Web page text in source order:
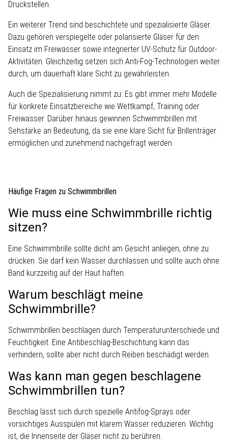
Druckstellen.
Ein weiterer Trend sind beschichtete und spezialisierte Gläser.
Dazu gehören verspiegelte oder polarisierte Gläser für den
Einsatz im Freiwasser sowie integrierter UV-Schutz für Outdoor-
Aktivitäten. Gleichzeitig setzen sich Anti-Fog-Technologien weiter
durch, um dauerhaft klare Sicht zu gewährleisten.
Auch die Spezialisierung nimmt zu: Es gibt immer mehr Modelle
für konkrete Einsatzbereiche wie Wettkampf, Training oder
Freiwasser. Darüber hinaus gewinnen Schwimmbrillen mit
Sehstärke an Bedeutung, da sie eine klare Sicht für Brillenträger
ermöglichen und zunehmend nachgefragt werden.
Häufige Fragen zu Schwimmbrillen
Wie muss eine Schwimmbrille richtig
sitzen?
Eine Schwimmbrille sollte dicht am Gesicht anliegen, ohne zu
drücken. Sie darf kein Wasser durchlassen und sollte auch ohne
Band kurzzeitig auf der Haut haften.
Warum beschlägt meine
Schwimmbrille?
Schwimmbrillen beschlagen durch Temperaturunterschiede und
Feuchtigkeit. Eine Antibeschlag-Beschichtung kann das
verhindern, sollte aber nicht durch Reiben beschädigt werden.
Was kann man gegen beschlagene
Schwimmbrillen tun?
Beschlag lässt sich durch spezielle Antifog-Sprays oder
vorsichtiges Ausspülen mit klarem Wasser reduzieren. Wichtig
ist, die Innenseite der Gläser nicht zu berühren.